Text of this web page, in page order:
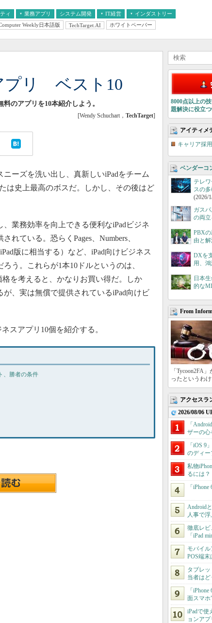
ィ 業務アプリ システム開発 IT経営
経営とIT
インダストリー
医療IT
Weekly日本語版 TechTarget.AI ホワイトペーパー
プリ ベスト10
のアプリを10本紹介しよう。
[Wendy Schuchart， TechTarget]
ーズを洗い出し、真新しいiPadをチーム
は史上最高のボスだ。しかし、その後はど
業務効率を向上できる便利なiPadビジネ
れている。恐らくPages、Numbers、
iPad版に相当する）など、iPad向けビジネス
う。これらが1本10ドルというのは、
を考えると、かなりお買い得だ。しか
、実は無償で提供されているiPad向けビ
スアプリ10個を紹介する。
、勝者の条件
8000点以上の
題解決に役立
アイティメ
キャリア採
ベンダーコ
テレ
スの
(2026/
ガス
の両
PBX
由と
DXを
用、
日本
的な
From
「Tycoon2FA
ったというわけ
アクセスラ
2026/08/06
「
ザーの心
「iOS 9
のディー
私物
るには
「
Android
人事で浮
徹底レビ
「iPad
モバイル
POS端末
タブレ
当者はど
「
面スマホ
iPadで使
ョンアプ